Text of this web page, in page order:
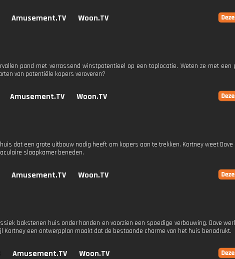
Amusement.TV Woon.TV
pand met verrassend winstpotentieel op een toplocatie. Weten ze met een
van potentiële kopers veroveren?
Amusement.TV Woon.TV
dat een grote uitbouw nodig heeft om kopers aan te trekken. Kortney weet
slaapkamer beneden.
Amusement.TV Woon.TV
bakstenen huis onder handen en voorzien een spoedige verbouwing. Dave
Kortney een ontwerpplan maakt dat de bestaande charme van het huis benadrukt.
Amusement.TV Woon.TV